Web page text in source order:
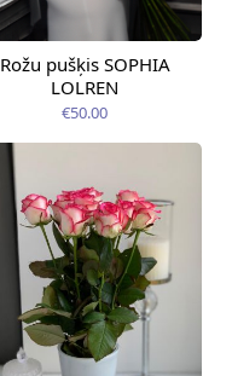
Pieejama no
12.08.2026
Rožu pušķis SOPHIA
LOLREN
€50.00